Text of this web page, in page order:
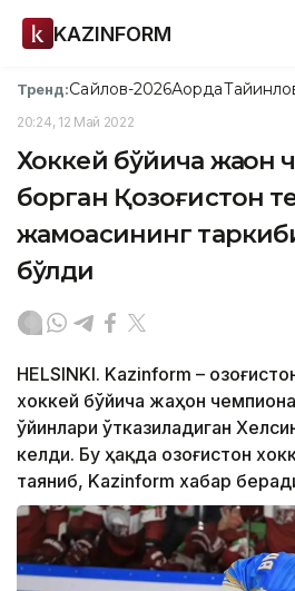
KAZINFORM
Тренд:Сайлов-2026Ақорда
20:24, 12 Май 2022
Хоккей бўйича жаҳон
борган Қозоғистон
жамоасининг
бўлди
HELSINKI. Kazinform –
хоккей бўйича жаҳон
ўйинлари ўтказиладиган
келди. Бу ҳақда Қозоғистон
таяниб, Kazinform хабар